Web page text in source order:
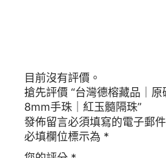
目前沒有評價。
搶先評價 “台灣德榕藏品｜
8mm手珠｜紅玉髓隔珠”
發佈留言必須填寫的電子郵
必填欄位標示為 *